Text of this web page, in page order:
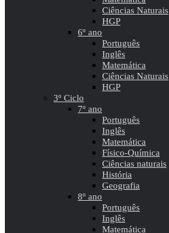
Ciências Naturais
HGP
6º ano
Português
Inglês
Matemática
Ciências Naturais
HGP
3º Ciclo
7º ano
Português
Inglês
Matemática
Físico-Química
Ciências naturais
História
Geografia
8º ano
Português
Inglês
Matemática